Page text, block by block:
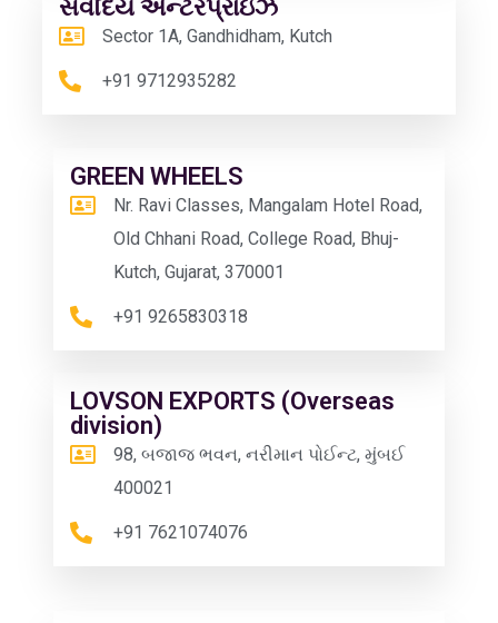
સર્વોદય એન્ટરપ્રાઇઝ
Sector 1A, Gandhidham, Kutch
+91 9712935282
GREEN WHEELS
Nr. Ravi Classes, Mangalam Hotel Road,
Old Chhani Road, College Road, Bhuj-
Kutch, Gujarat, 370001
+91 9265830318
LOVSON EXPORTS (Overseas
division)
98, બજાજ ભવન, નરીમાન પોઈન્ટ, મુંબઈ
400021
+91 7621074076